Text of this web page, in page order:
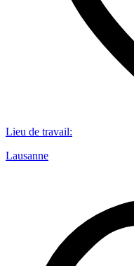
Lieu de travail:
Lausanne